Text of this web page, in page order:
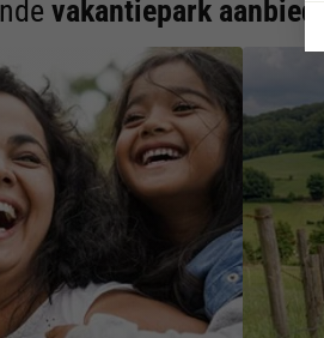
vakantiepark